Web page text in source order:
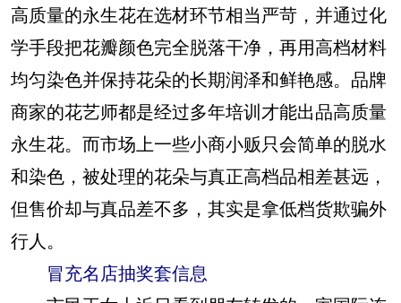
高质量的永生花在选材环节相当严苛，并通过化
学手段把花瓣颜色完全脱落干净，再用高档材料
均匀染色并保持花朵的长期润泽和鲜艳感。品牌
商家的花艺师都是经过多年培训才能出品高质量
永生花。而市场上一些小商小贩只会简单的脱水
和染色，被处理的花朵与真正高档品相差甚远，
但售价却与真品差不多，其实是拿低档货欺骗外
行人。
冒充名店抽奖套信息